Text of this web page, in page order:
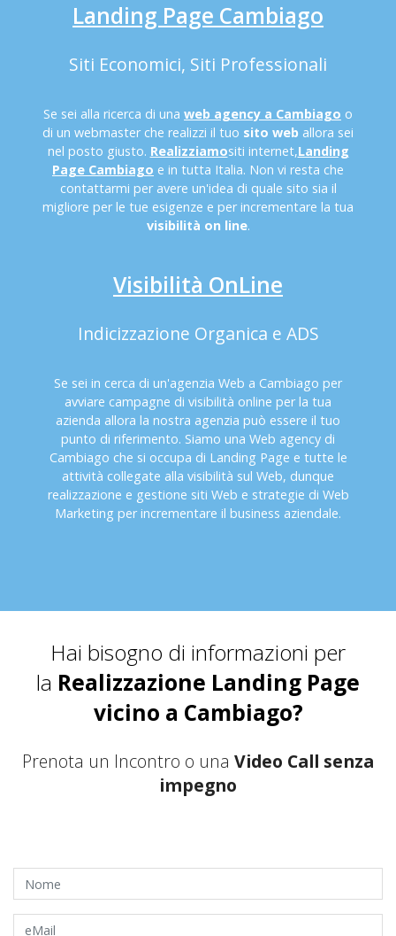
Landing Page Cambiago
Siti Economici, Siti Professionali
Se sei alla ricerca di una web agency a Cambiago o
di un webmaster che realizzi il tuo sito web allora sei
nel posto giusto. Realizziamositi internet,Landing
Page Cambiago e in tutta Italia. Non vi resta che
contattarmi per avere un'idea di quale sito sia il
migliore per le tue esigenze e per incrementare la tua
visibilità on line.
Visibilità OnLine
Indicizzazione Organica e ADS
Se sei in cerca di un'agenzia Web a Cambiago per
avviare campagne di visibilità online per la tua
azienda allora la nostra agenzia può essere il tuo
punto di riferimento. Siamo una Web agency di
Cambiago che si occupa di Landing Page e tutte le
attività collegate alla visibilità sul Web, dunque
realizzazione e gestione siti Web e strategie di Web
Marketing per incrementare il business aziendale.
Hai bisogno di informazioni per
la Realizzazione Landing Page
vicino a Cambiago?
Prenota un Incontro o una Video Call senza
impegno